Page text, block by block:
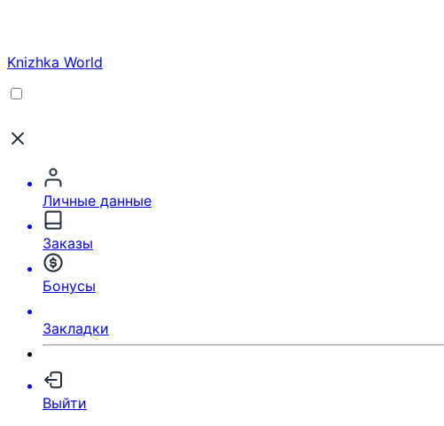
Knizhka World
Личные данные
Заказы
Бонусы
Закладки
Выйти